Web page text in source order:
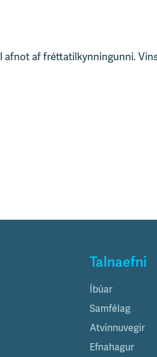
afnot af fréttatilkynningunni.
Talnaefni
Íbúar
Samfélag
Atvinnuvegir
Efnahagur